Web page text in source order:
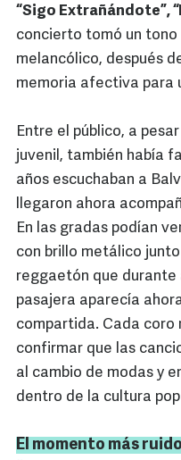
“Sigo Extrañándote”,
concierto tomó un tono
melancólico, después
memoria afectiva para
Entre el público, a
juvenil, también había
años escuchaban a
llegaron ahora
En las gradas podían
con brillo metálico
reggaetón que durante
pasajera aparecía
compartida. Cada
confirmar que las
al cambio de modas y
dentro de la cultura
El momento más